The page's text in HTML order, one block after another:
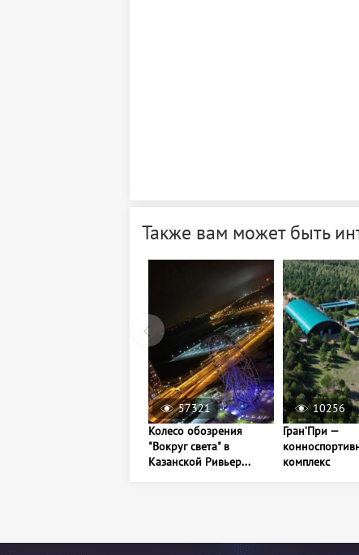
Также вам может быть
57321
Колесо обозрения
"Вокруг света" в
Казанской Ривьер...
10256
Гран’При —
комплекс